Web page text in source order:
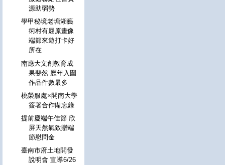
源助弱勢
學甲秘境老塘湖藝
術村有屈原畫像
端節來遊打卡好
所在
南應大文創教育成
果斐然 歷年入圍
作品件數最多
桃榮服處×開南大學
簽署合作備忘錄
提前慶端午佳節 欣
屏天然氣致贈端
節慰問金
臺南市府土地開發
說明會 宣導6/26